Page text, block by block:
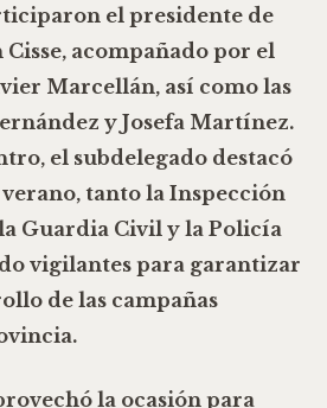
el presidente de
acompañado por el
Marcellán, así como las
y Josefa Martínez.
el subdelegado destacó
tanto la Inspección
Guardia Civil y la Policía
vigilantes para garantizar
de las campañas
la ocasión para